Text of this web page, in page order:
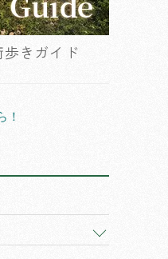
きガイド
！